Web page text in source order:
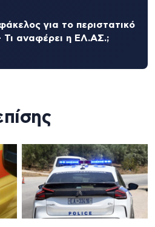
για το περιστατικό
Τι αναφέρει η ΕΛ.ΑΣ.;